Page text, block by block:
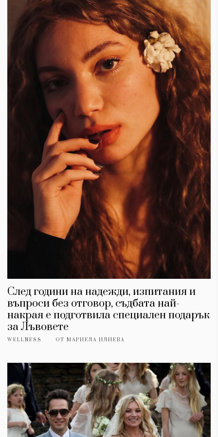
След години на надежди, изпитания и
въпроси без отговор, съдбата най-
накрая е подготвила специален подарък
за Лъвовете
WELLNESS ОТ МАРИЕЛА ИЛИЕВА